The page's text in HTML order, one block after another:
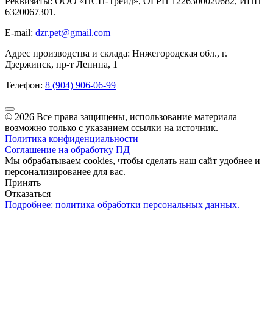
6320067301.
E-mail: dzr.pet@gmail.com
Адрес производства и склада: Нижегородская обл., г.
Дзержинск, пр-т Ленина, 1
Телефон: 8 (904) 906-06-99
© 2026 Все права защищены, использование материала
возможно только с указанием ссылки на источник.
Политика конфиденциальности
Соглашение на обработку ПД
Мы обрабатываем cookies, чтобы сделать наш сайт удобнее и
персонализированее для вас.
Принять
Отказаться
Подробнее: политика обработки персональных данных.